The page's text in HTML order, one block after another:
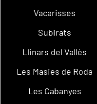
Vacarisses
Subirats
Llinars del Vallès
Les Masies de Roda
Les Cabanyes